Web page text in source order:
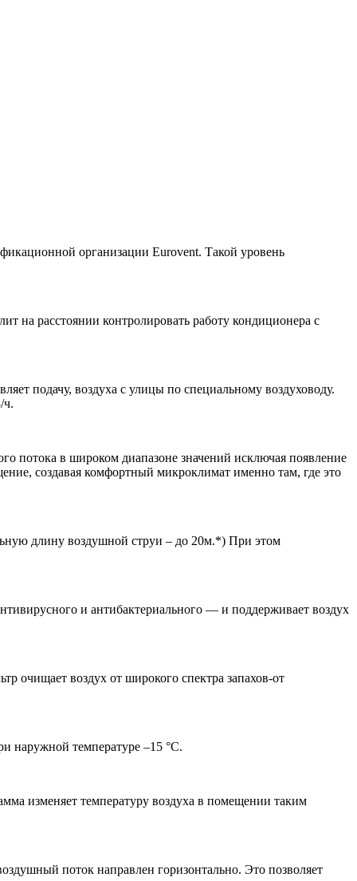
организации Eurovent. Такой уровень
на расстоянии контролировать работу кондиционера с
подачу, воздуха с улицы по специальному воздуховоду.
ч.
потока в широком диапазоне значений исключая появление
создавая комфортный микроклимат именно там, где это
длину воздушной струи – до 20м.*) При этом
и антибактериального — и поддерживает воздух
очищает воздух от широкого спектра запахов-от
наружной температуре –15 °С.
изменяет температуру воздуха в помещении таким
поток направлен горизонтально. Это позволяет